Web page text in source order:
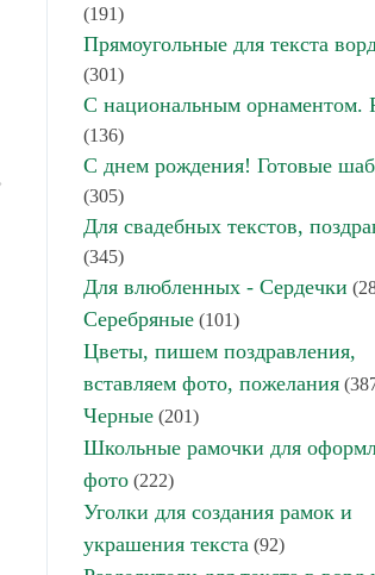
(191)
Прямоугольные для текста
(301)
С национальным орнаментом.
(136)
С днем рождения! Готовые
(305)
Для свадебных текстов,
(345)
Для влюбленных - Сердечки
Серебряные (101)
Цветы, пишем поздравления,
вставляем фото, пожелания
Черные (201)
Школьные рамочки для
фото (222)
Уголки для создания рамок и
украшения текста (92)